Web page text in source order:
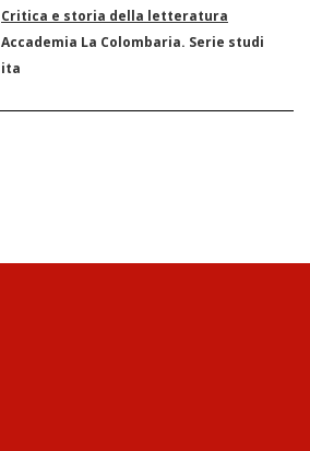
Critica e storia della letteratura
Accademia La Colombaria. Serie studi
ita